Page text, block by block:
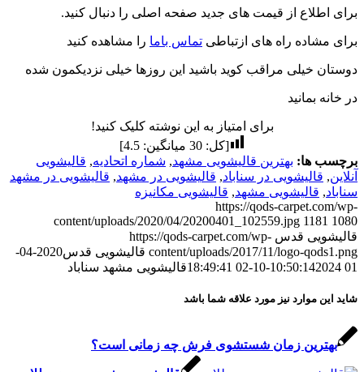
برای اطلاع از قیمت های جدید صفحه اصلی را دنبال کنید.
برای مشاده راه های ازتباطی تماس باما را مشاهده کنید
دوستان خیلی مراقب کوید باشید این روزها خیلی نزدیکمون شده
در خانه بمانید
برای امتیاز به این نوشته کلیک کنید!
[کل:30 میانگین:4.5
]
برچسب ها: بهترین قالیشویی مشهد, شماره اتحادیه, قالیشویی
آنلاین, قالیشویی در سناباد, قالیشویی در مشهد, قالیشویی در مشهد
سناباد, قالیشویی مشهد, قالیشویی مکانیزه
https://qods-carpet.com/wp-
content/uploads/2020/04/20200401_102559.jpg 1181 1080
قالیشویی قدس https://qods-carpet.com/wp-
content/uploads/2017/11/logo-qods1.png قالیشویی قدس
2020-04-
01 10:50:14
2024-10-02 18:49:41 قالیشویی مشهد سناباد
شاید این موارد نیز مورد علاقه شما باشد
بهترین زمان شستشوی فرش چه زمانی است؟